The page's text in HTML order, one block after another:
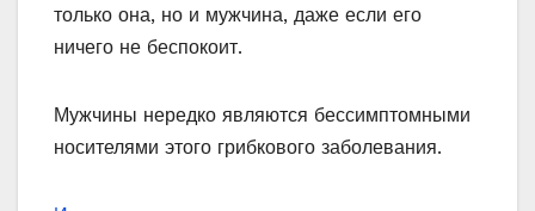
только она, но и мужчина, даже если его
ничего не беспокоит.
Мужчины нередко являются бессимптомными
носителями этого грибкового заболевания.